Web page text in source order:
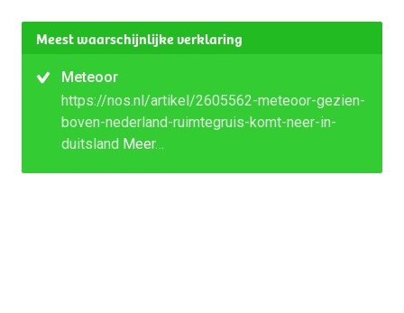
Meest waarschijnlijke verklaring
Meteoor
https://nos.nl/artikel/2605562-meteoor-gezien-
boven-nederland-ruimtegruis-komt-neer-in-
duitsland Meer…